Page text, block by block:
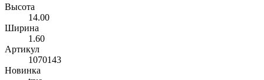
Высота
14.00
Ширина
1.60
Артикул
1070143
Новинка